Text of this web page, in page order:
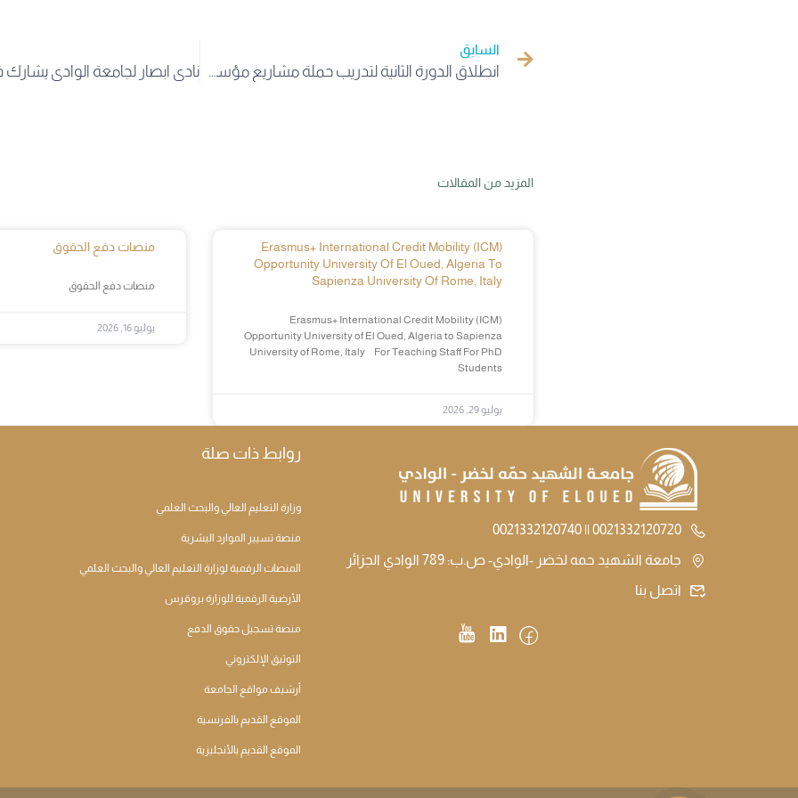
السابق
انطلاق الدورة الثانية لتدريب حملة مشاريع مؤسسات مصغرة بجامعة الوادي
المزيد من المقالات
Erasmus+ International Credit Mobility (ICM)
Opportunity University Of El Oued, Algeria To
Sapienza University Of Rome, Italy
Erasmus+ International Credit Mobility (ICM)
Opportunity University of El Oued, Algeria to Sapienza
University of Rome, Italy For Teaching Staff For PhD
Students
يوليو 29, 2026
منصات دفع الحقوق
منصات دفع الحقوق
يوليو 16, 2026
0021332120720 || 0021332120740
جامعة الشهيد حمه لخضر -الوادي- ص.ب: 789 الوادي الجزائر
اتصل بنا
روابط ذات صلة
وزارة التعليم العالي والبحث العلمي
منصة تسيير الموارد اليشرية
المنصات الرقمية لوزارة التعليم العالي والبحث العلمي
الأرضية الرقمية للوزارة بروقرس
منصة تسجيل حقوق الدفع
التوثيق الإلكتروني
أرشيف مواقع الجامعة
الموقع القديم بالفرنسية
الموقع القديم بالأنجليزية